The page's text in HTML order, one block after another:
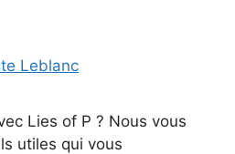
Leblanc
Lies of P ? Nous vous
utiles qui vous